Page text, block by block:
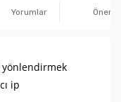
Yorumlar
yönlendirmek
ip